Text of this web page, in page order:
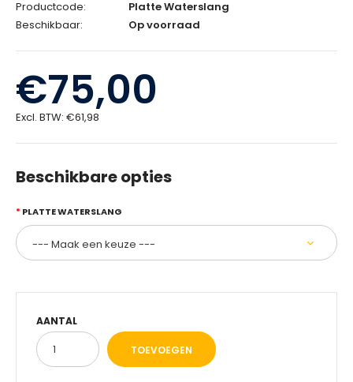
Productcode:
Platte Waterslang
Beschikbaar:
Op voorraad
€75,00
Excl. BTW: €61,98
Beschikbare opties
PLATTE WATERSLANG
AANTAL